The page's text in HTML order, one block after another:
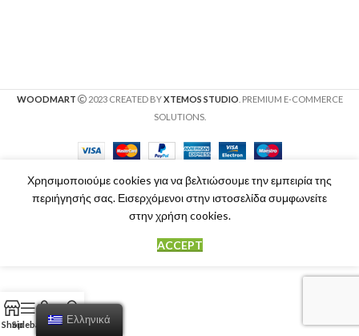
WOODMART 2023 CREATED BYXTEMOS STUDIO . PREMIUM E-COMMERCE
SOLUTIONS.
Χρησιμοποιούμε cookies για να βελτιώσουμε την εμπειρία της
περιήγησής σας. Εισερχόμενοι στην ιστοσελίδα συμφωνείτε
στην χρήση cookies.
ACCEPT
Ελληνικά
ShopSidebar Cart
My account